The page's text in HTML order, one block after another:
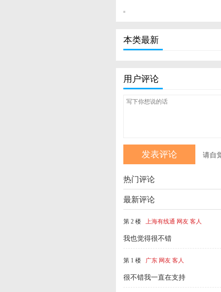
本类最新
用户评论
请自
热门评论
最新评论
第 2 楼 上海有线通 网友 客人
我也觉得很不错
第 1 楼 广东 网友 客人
很不错我一直在支持